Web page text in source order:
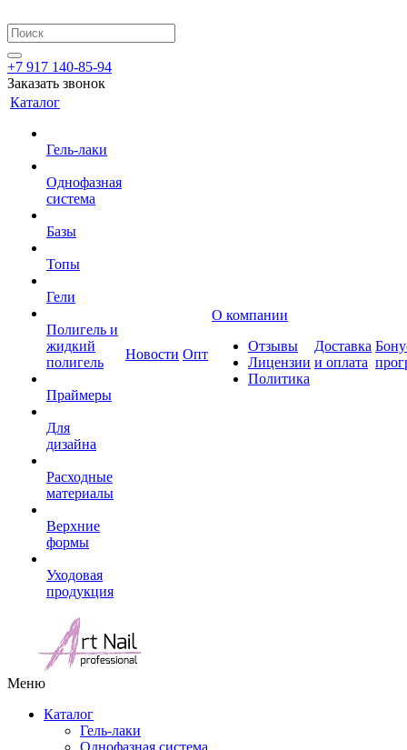
+7 917 140-85-94
Заказать звонок
Каталог
Гель-лаки
Однофазная
система
Базы
Топы
Гели
Полигель и
жидкий
полигель
Праймеры
Для
дизайна
Расходные
материалы
Верхние
формы
Уходовая
продукция
Новости Опт
О компании
Отзывы
Лицензии
Политика
Доставка
и оплата
Меню
Каталог
Гель-лаки
Однофазная система